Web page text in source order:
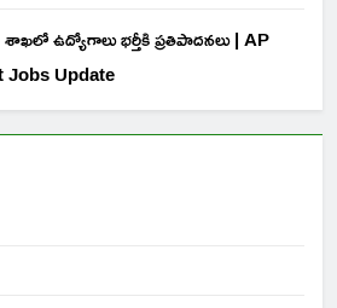
ఉద్యోగాలు భర్తీకి ప్రతిపాదనలు | AP
Jobs Update